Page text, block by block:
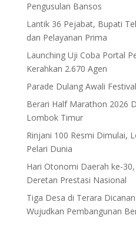
Pengusulan Bansos
Lantik 36 Pejabat, Bupati
dan Pelayanan Prima
Launching Uji Coba Portal
Kerahkan 2.670 Agen
Parade Dulang Awali
Berari Half Marathon 2026
Lombok Timur
Rinjani 100 Resmi Dimulai,
Pelari Dunia
Hari Otonomi Daerah ke-
Deretan Prestasi Nasional
Tiga Desa di Terara
Wujudkan Pembangunan